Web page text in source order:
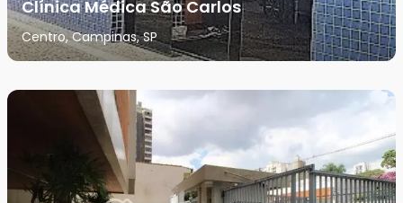
Clínica Médica São Carlos
Centro, Campinas, SP